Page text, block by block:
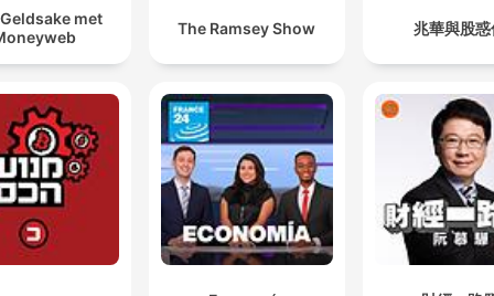
Geldsake met
The Ramsey Show 兆華與股